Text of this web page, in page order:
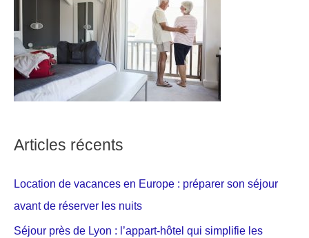
Articles récents
Location de vacances en Europe : préparer son séjour
avant de réserver les nuits
Séjour près de Lyon : l’appart-hôtel qui simplifie les